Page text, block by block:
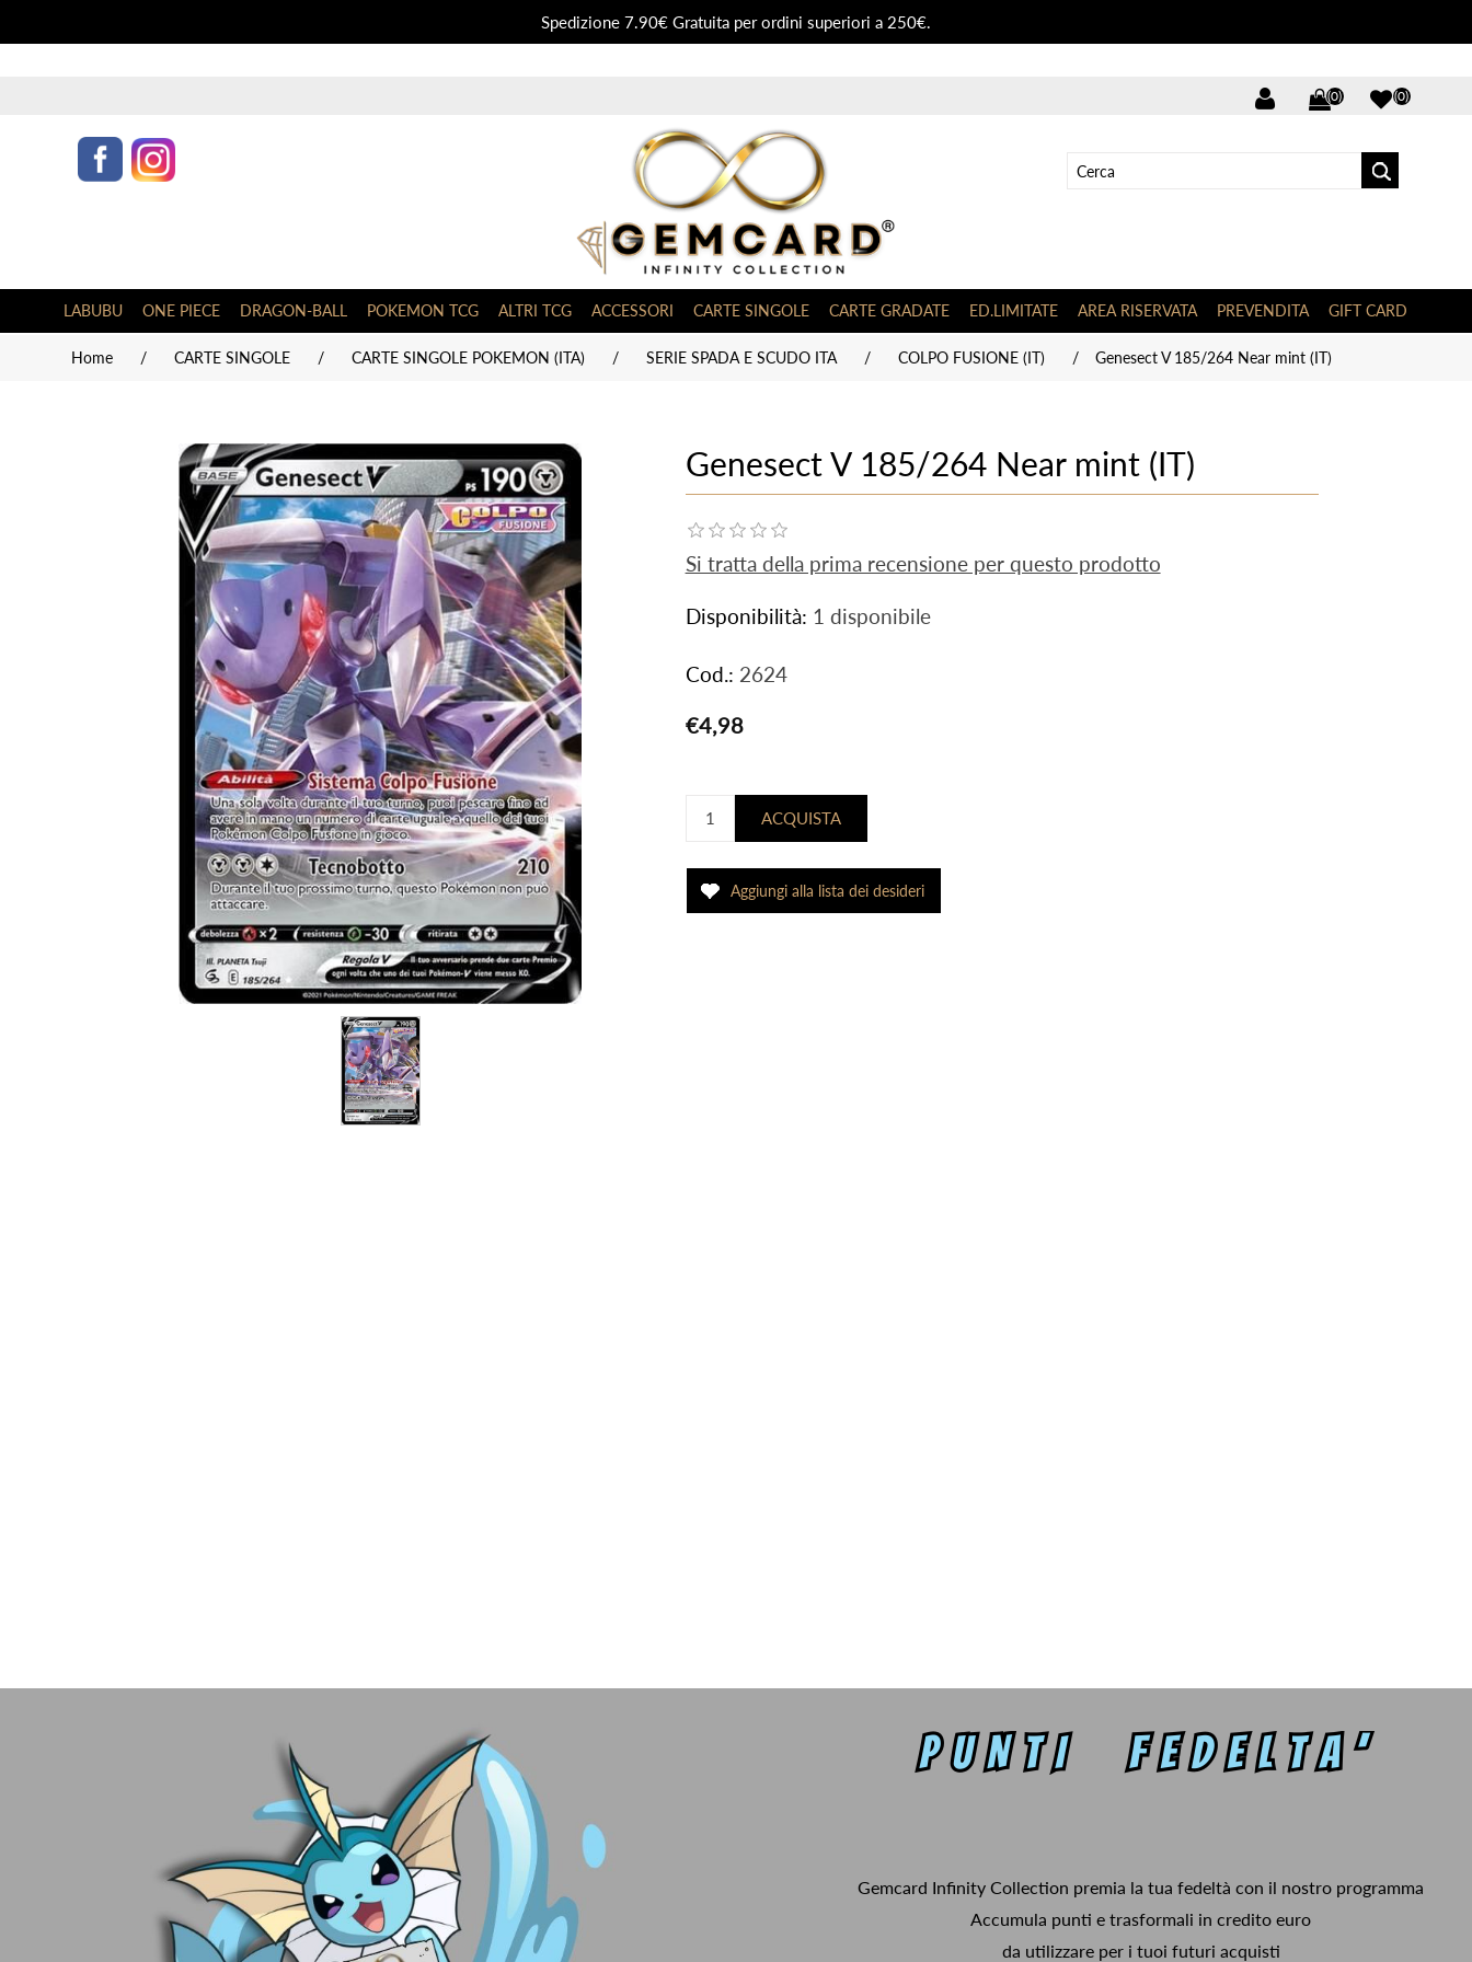
Spedizione 7.90€ Gratuita per ordini superiori a 250€.
(0) (0)
LABUBU ONE PIECE DRAGON-BALL POKEMON TCG ALTRI TCG ACCESSORI CARTE SINGOLE CARTE GRADATE ED.LIMITATE AREA RISERVATA PREVENDITA GIFT CARD
Home / CARTE SINGOLE / CARTE SINGOLE POKEMON (ITA) / SERIE SPADA E SCUDO ITA / COLPO FUSIONE (IT) / Genesect V 185/264 Near mint (IT)
Genesect V 185/264 Near mint (IT)
Si tratta della prima recensione per questo prodotto
Disponibilità: 1 disponibile
Cod.: 2624
€4,98
Gemcard Infinity Collection premia la tua fedeltà con il nostro programma
Accumula punti e trasformali in credito euro
da utilizzare per i tuoi futuri acquisti